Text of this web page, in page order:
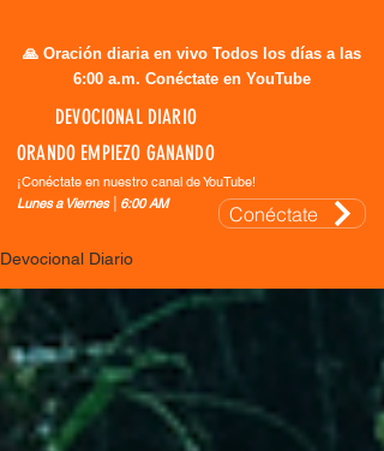
🙏 Oración diaria en vivo Todos los días a las
6:00 a.m. Conéctate en YouTube
DEVOCIONAL DIARIO
ORANDO EMPIEZO GANANDO
¡Conéctate en nuestro canal de YouTube!
Lunes a Viernes │6:00 AM
Conéctate
Devocional Diario